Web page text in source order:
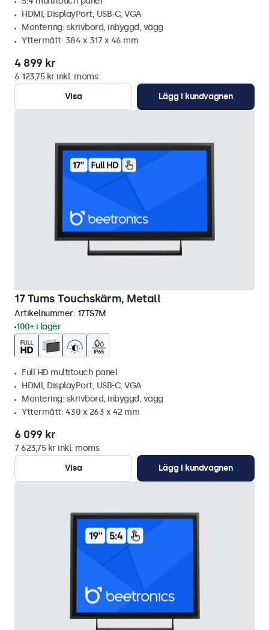
HDMI, DisplayPort, USB-C, VGA
Montering: skrivbord, inbyggd, vägg
Yttermått: 384 x 317 x 46 mm
4 899 kr
6 123,75 kr inkl. moms
Visa
Lägg i kundvagnen
17 Tums Touchskärm, Metall
Artikelnummer: 17TS7M
100+ i lager
Full HD multitouch panel
HDMI, DisplayPort, USB-C, VGA
Montering: skrivbord, inbyggd, vägg
Yttermått: 430 x 263 x 42 mm
6 099 kr
7 623,75 kr inkl. moms
Visa
Lägg i kundvagnen